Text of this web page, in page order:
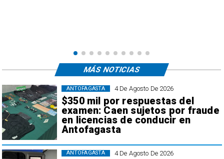
4 De Agosto De 2026
$350 mil por respuestas del
examen: Caen sujetos por fraude
en licencias de conducir en
Antofagasta
ANTOFAGASTA
4 De Agosto De 2026
ANTOFAGASTA
MÁS NOTICIAS